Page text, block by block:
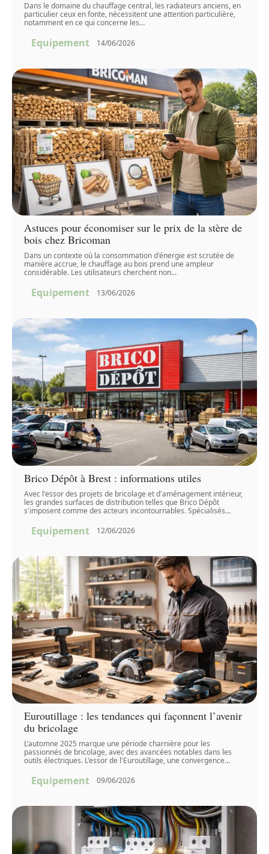
Dans le domaine du chauffage central, les radiateurs anciens, en
particulier ceux en fonte, nécessitent une attention particulière,
notamment en ce qui concerne les…
Equipement 14/06/2026
Astuces pour économiser sur le prix de la stère de
bois chez Bricoman
Dans un contexte où la consommation d'énergie est scrutée de
manière accrue, le chauffage au bois prend une ampleur
considérable. Les utilisateurs cherchent non…
Equipement 13/06/2026
Brico Dépôt à Brest : informations utiles
Avec l'essor des projets de bricolage et d'aménagement intérieur,
les grandes surfaces de distribution telles que Brico Dépôt
s'imposent comme des acteurs incontournables. Spécialisés…
Equipement 12/06/2026
Euroutillage : les tendances qui façonnent l’avenir
du bricolage
L’automne 2025 marque une période charnière pour les
passionnés de bricolage, avec des avancées notables dans les
outils électriques. L'essor de l'Euroutillage, une convergence…
Equipement 09/06/2026